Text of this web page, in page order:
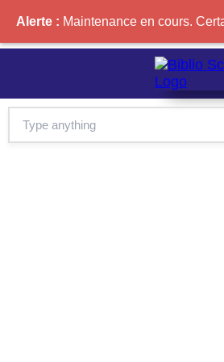
Alerte : Maintenance en cours.